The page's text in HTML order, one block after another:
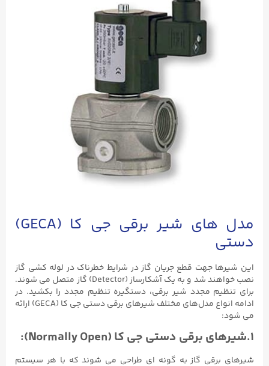
مدل های شیر برقی جی کا (GECA)
دستی
این شیرها جهت قطع جریان گاز در شرایط خطرناک در لوله کشی گاز
نصب خواهند شد و به یک آشکارساز (Detector) گاز متصل می شوند.
برای تنظیم مجدد شیر برقی، دستگیره تنظیم مجدد را بکشید. در
ادامه انواع مدل‌های مختلف شیرهای برقی دستی جی کا (GECA) ارائه
می شود:
۱.شیرهای برقی دستی جی کا (Normally Open):
شیرهای برقی گاز به گونه ای طراحی می شوند که با هر سیستم